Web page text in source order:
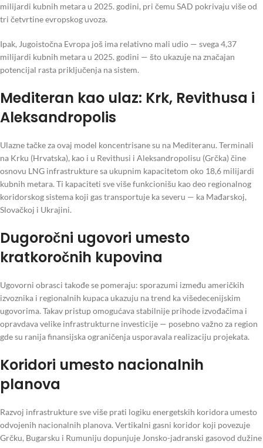
milijardi kubnih metara u 2025. godini, pri čemu SAD pokrivaju više od
tri četvrtine evropskog uvoza.
Ipak, Jugoistočna Evropa još ima relativno mali udio — svega 4,37
milijardi kubnih metara u 2025. godini — što ukazuje na značajan
potencijal rasta priključenja na sistem.
Mediteran kao ulaz: Krk, Revithusa i
Aleksandropolis
Ulazne tačke za ovaj model koncentrisane su na Mediteranu. Terminali
na Krku (Hrvatska), kao i u Revithusi i Aleksandropolisu (Grčka) čine
osnovu LNG infrastrukture sa ukupnim kapacitetom oko 18,6 milijardi
kubnih metara. Ti kapaciteti sve više funkcionišu kao deo regionalnog
koridorskog sistema koji gas transportuje ka severu — ka Mađarskoj,
Slovačkoj i Ukrajini.
Dugoročni ugovori umesto
kratkoročnih kupovina
Ugovorni obrasci takođe se pomeraju: sporazumi između američkih
izvoznika i regionalnih kupaca ukazuju na trend ka višedecenijskim
ugovorima. Takav pristup omogućava stabilnije prihode izvođačima i
opravdava velike infrastrukturne investicije — posebno važno za region
gde su ranija finansijska ograničenja usporavala realizaciju projekata.
Koridori umesto nacionalnih
planova
Razvoj infrastrukture sve više prati logiku energetskih koridora umesto
odvojenih nacionalnih planova. Vertikalni gasni koridor koji povezuje
Grčku, Bugarsku i Rumuniju dopunjuje Jonsko-jadranski gasovod dužine